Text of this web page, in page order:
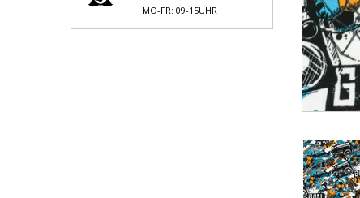
MO-FR: 09-15UHR